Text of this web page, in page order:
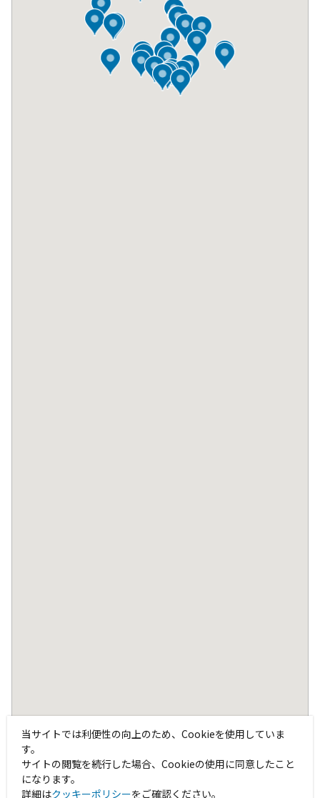
当サイトでは利便性の向上のため、Cookieを使用していま
す。
サイトの閲覧を続行した場合、Cookieの使用に同意したこと
になります。
詳細はクッキーポリシーをご確認ください。